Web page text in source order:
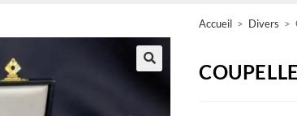
Accueil > Divers >